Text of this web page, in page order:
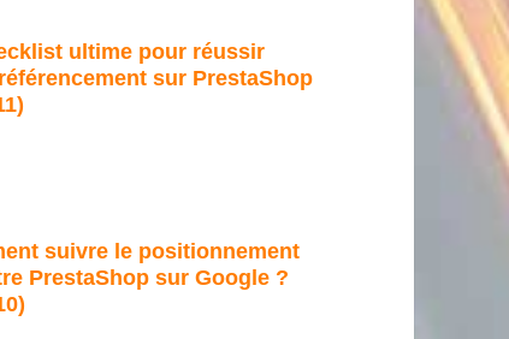
ultime pour réussir
sur PrestaShop
suivre le positionnement
PrestaShop sur Google ?